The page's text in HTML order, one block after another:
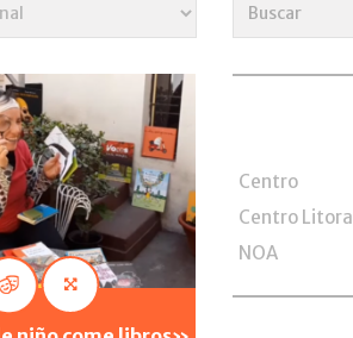
Centro
Centro Litoral
NOA